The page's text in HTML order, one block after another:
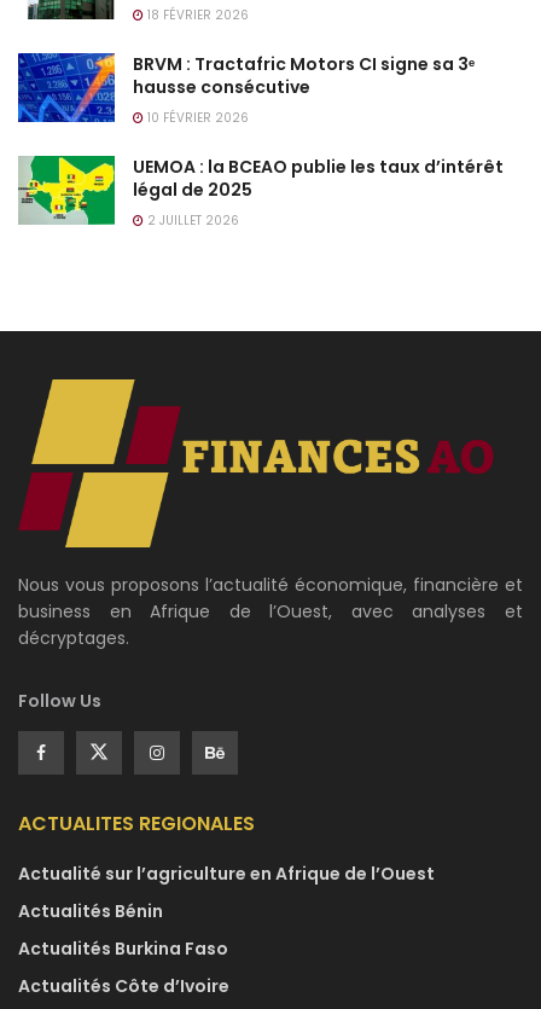
18 FÉVRIER 2026
BRVM : Tractafric Motors CI signe sa 3ᵉ
hausse consécutive
10 FÉVRIER 2026
UEMOA : la BCEAO publie les taux d’intérêt
légal de 2025
2 JUILLET 2026
Nous vous proposons l’actualité économique, financière et
business en Afrique de l’Ouest, avec analyses et
décryptages.
Follow Us
ACTUALITES REGIONALES
Actualité sur l’agriculture en Afrique de l’Ouest
Actualités Bénin
Actualités Burkina Faso
Actualités Côte d’Ivoire